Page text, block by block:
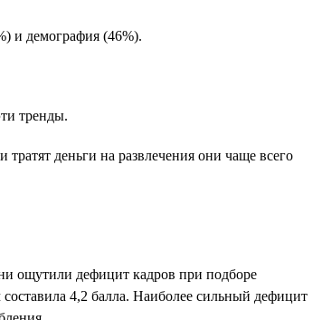
и демография (46%).
тренды.
деньги на развлечения они чаще всего
ощутили дефицит кадров при подборе
4,2 балла. Наиболее сильный дефицит